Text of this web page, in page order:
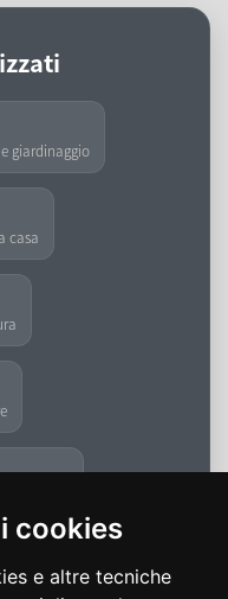
cookies
e altre tecniche
giardinaggio
casa
e tende